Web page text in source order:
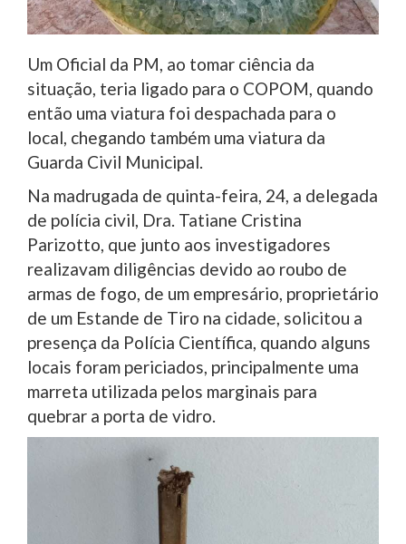
Um Oficial da PM, ao tomar ciência da
situação, teria ligado para o COPOM, quando
então uma viatura foi despachada para o
local, chegando também uma viatura da
Guarda Civil Municipal.
Na madrugada de quinta-feira, 24, a delegada
de polícia civil, Dra. Tatiane Cristina
Parizotto, que junto aos investigadores
realizavam diligências devido ao roubo de
armas de fogo, de um empresário, proprietário
de um Estande de Tiro na cidade, solicitou a
presença da Polícia Científica, quando alguns
locais foram periciados, principalmente uma
marreta utilizada pelos marginais para
quebrar a porta de vidro.